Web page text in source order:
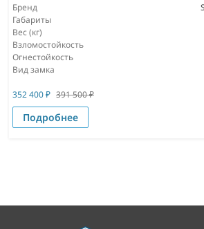
Бренд
Габариты
Вес (кг)
Взломостойкость
Огнестойкость
Вид замка
352 400₽ 391 500₽
Подробнее